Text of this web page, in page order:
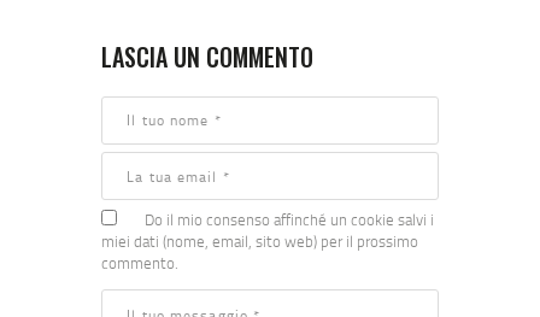
LASCIA UN COMMENTO
Do il mio consenso affinché un cookie salvi i
miei dati (nome, email, sito web) per il prossimo
commento.